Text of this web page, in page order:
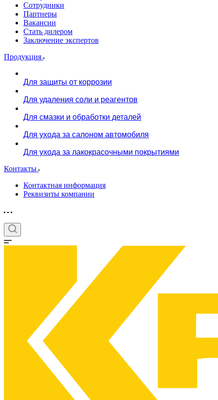
Сотрудники
Партнеры
Вакансии
Стать дилером
Заключение экспертов
Продукция
Для защиты от коррозии
Для удаления соли и реагентов
Для смазки и обработки деталей
Для ухода за салоном автомобиля
Для ухода за лакокрасочными покрытиями
Контакты
Контактная информация
Реквизиты компании